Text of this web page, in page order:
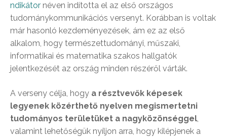
ndikátor néven indította el az első országos
tudománykommunikációs versenyt. Korábban is voltak
már hasonló kezdeményezések, ám ez az első
alkalom, hogy természettudományi, műszaki,
informatikai és matematika szakos hallgatók
jelentkezését az ország minden részéről várták.
A verseny célja, hogy a résztvevők képesek
legyenek közérthető nyelven megismertetni
tudományos területüket a nagyközönséggel,
valamint lehetőségük nyíljon arra, hogy kilépjenek a